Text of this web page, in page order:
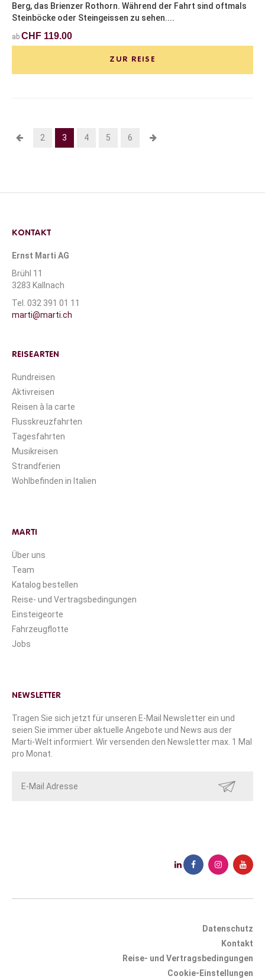
Berg, das Brienzer Rothorn. Während der Fahrt sind oftmals
Steinböcke oder Steingeissen zu sehen....
ab CHF 119.00
ZUR REISE
2 3 4 5 6
KONTAKT
Ernst Marti AG
Brühl 11
3283 Kallnach
Tel. 032 391 01 11
marti@marti.ch
REISEARTEN
Rundreisen
Aktivreisen
Reisen à la carte
Flusskreuzfahrten
Tagesfahrten
Musikreisen
Strandferien
Wohlbefinden in Italien
MARTI
Über uns
Team
Katalog bestellen
Reise- und Vertragsbedingungen
Einsteigeorte
Fahrzeugflotte
Jobs
NEWSLETTER
Tragen Sie sich jetzt für unseren E-Mail Newsletter ein und
seien Sie immer über aktuelle Angebote und News aus der
Marti-Welt informiert. Wir versenden den Newsletter max. 1 Mal
pro Monat.
SENDEN
Datenschutz
Kontakt
Reise- und Vertragsbedingungen
Cookie-Einstellungen